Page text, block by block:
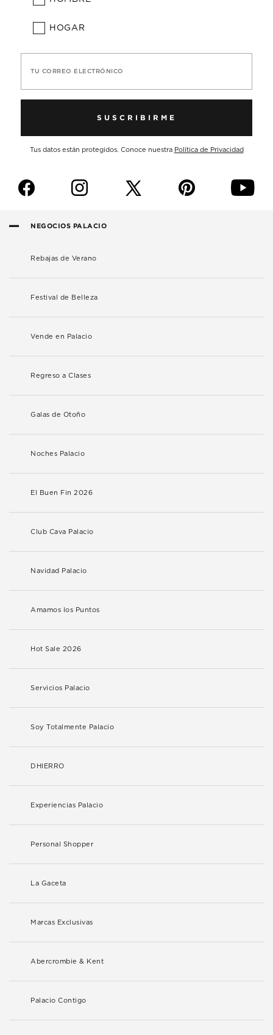
HOGAR
TU CORREO ELECTRÓNICO
SUSCRIBIRME
Tus datos están protegidos. Conoce nuestra Política de Privacidad
f i p y
NEGOCIOS PALACIO
Rebajas de Verano
Festival de Belleza
Vende en Palacio
Regreso a Clases
Galas de Otoño
Noches Palacio
El Buen Fin 2026
Club Cava Palacio
Navidad Palacio
Amamos los Puntos
Hot Sale 2026
Servicios Palacio
Soy Totalmente Palacio
DHIERRO
Experiencias Palacio
Personal Shopper
La Gaceta
Marcas Exclusivas
Abercrombie & Kent
Palacio Contigo